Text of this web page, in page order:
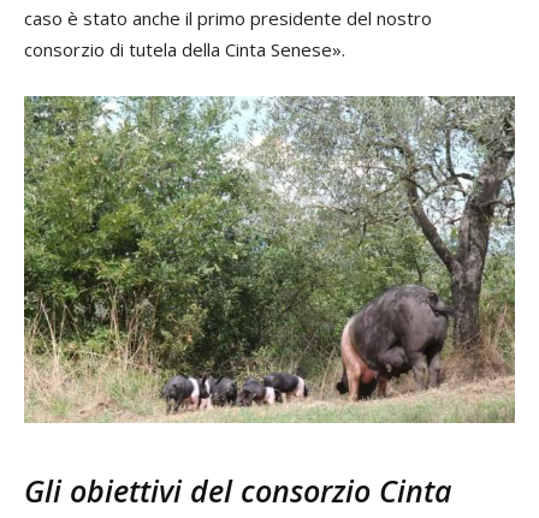
caso è stato anche il primo presidente del nostro
consorzio di tutela della Cinta Senese».
Gli obiettivi del consorzio Cinta